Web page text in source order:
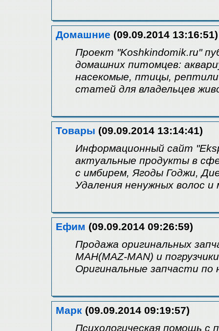
Домашние (09.09.2014 13:16:51)
Проект "Koshkindomik.ru"
домашних питомцев:
насекомые, птицы,
статей для владельцев
Товары (09.09.2014 13:14:41)
Информационный сайт
актуальные продукты в
с имбирем, Ягоды Годжи,
Удаления ненужных волос и
Ефим (09.09.2014 09:26:59)
Продажа оригинальных
МАН(MAZ-MAN) и
Оригинальные запчасти по
Марк (09.09.2014 09:19:57)
Психологическая помощь